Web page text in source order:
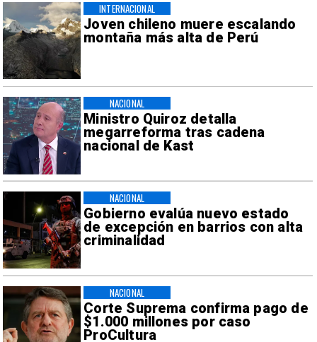
Joven chileno muere escalando
montaña más alta de Perú
INTERNACIONAL
Ministro Quiroz detalla
megarreforma tras cadena
nacional de Kast
NACIONAL
Gobierno evalúa nuevo estado
de excepción en barrios con alta
criminalidad
NACIONAL
Corte Suprema confirma pago de
$1.000 millones por caso
ProCultura
NACIONAL